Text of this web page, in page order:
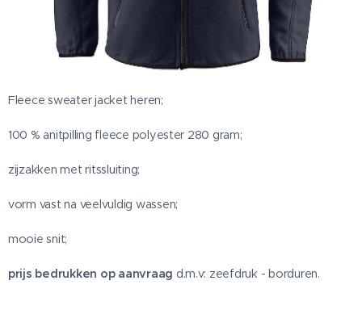
Fleece sweater jacket heren;
100 % anitpilling fleece polyester 280 gram;
zijzakken met ritssluiting;
vorm vast na veelvuldig wassen;
mooie snit;
prijs bedrukken op aanvraag d.m.v: zeefdruk - borduren.